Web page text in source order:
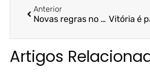
Anterior
Novas regras no financiamento de imóveis afetam setor vital para o ES | A Gazeta | Prof. Dr. Felipe Storch
Artigos